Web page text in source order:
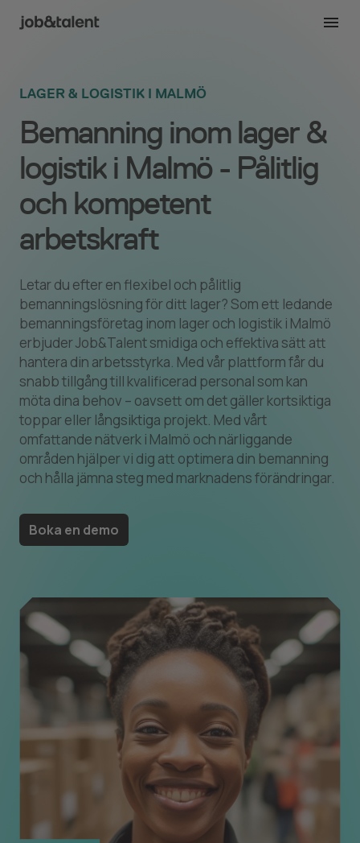
Bemanning inom lager &
logistik i Malmö - Pålitlig
och kompetent
arbetskraft
LAGER & LOGISTIK I MALMÖ
Letar du efter en flexibel och pålitlig
bemanningslösning för ditt lager? Som ett ledande
bemanningsföretag inom lager och logistik i Malmö
erbjuder Job&Talent smidiga och effektiva sätt att
hantera din arbetsstyrka. Med vår plattform får du
snabb tillgång till kvalificerad personal som kan
möta dina behov – oavsett om det gäller kortsiktiga
toppar eller långsiktiga projekt. Med vårt
omfattande nätverk i Malmö och närliggande
områden hjälper vi dig att optimera din bemanning
och hålla jämna steg med marknadens förändringar.
Boka en demo